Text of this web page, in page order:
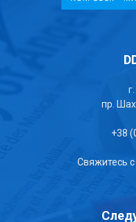
пр.
+38
Свяжитесь